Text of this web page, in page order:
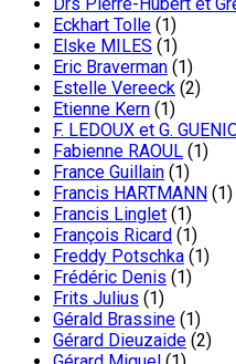
Eckhart Tolle (1)
Elske MILES (1)
Eric Braverman (1)
Estelle Vereeck (2)
Etienne Kern (1)
F. LEDOUX et G.
Fabienne RAOUL (1)
France Guillain (1)
Francis HARTMANN (1)
Francis Linglet (1)
François Ricard (1)
Freddy Potschka (1)
Frédéric Denis (1)
Frits Julius (1)
Gérald Brassine (1)
Gérard Dieuzaide (2)